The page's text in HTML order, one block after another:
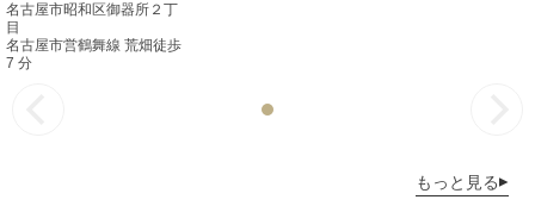
名古屋市昭和区御器所２丁
目
名古屋市営鶴舞線 荒畑徒歩
7 分
もっと見る